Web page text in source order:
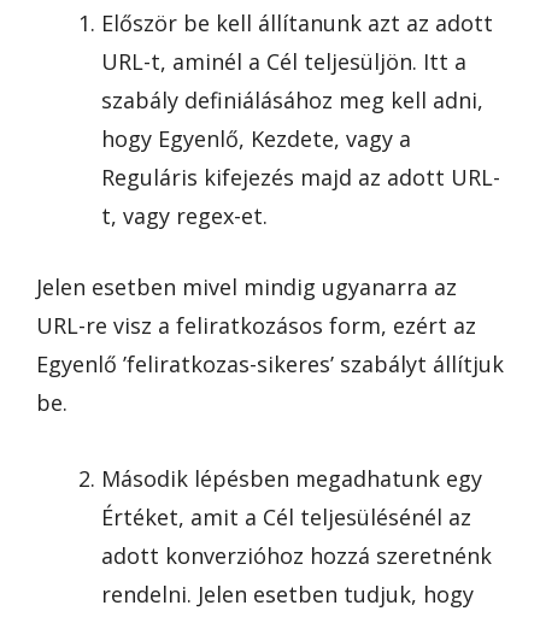
Először be kell állítanunk azt az adott
URL-t, aminél a Cél teljesüljön. Itt a
szabály definiálásához meg kell adni,
hogy Egyenlő, Kezdete, vagy a
Reguláris kifejezés majd az adott URL-
t, vagy regex-et.
Jelen esetben mivel mindig ugyanarra az
URL-re visz a feliratkozásos form, ezért az
Egyenlő ’feliratkozas-sikeres’ szabályt állítjuk
be.
Második lépésben megadhatunk egy
Értéket, amit a Cél teljesülésénél az
adott konverzióhoz hozzá szeretnénk
rendelni. Jelen esetben tudjuk, hogy